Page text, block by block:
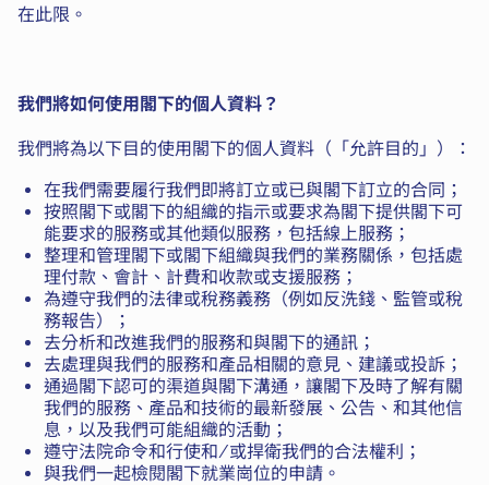
在此限。
我們將如何使用閣下的個人資料？
我們將為以下目的使用閣下的個人資料（「允許目的」）：
在我們需要履行我們即將訂立或已與閣下訂立的合同；
按照閣下或閣下的組織的指示或要求為閣下提供閣下可
能要求的服務或其他類似服務，包括線上服務；
整理和管理閣下或閣下組織與我們的業務關係，包括處
理付款、會計、計費和收款或支援服務；
為遵守我們的法律或稅務義務（例如反洗錢、監管或稅
務報告）；
去分析和改進我們的服務和與閣下的通訊；
去處理與我們的服務和產品相關的意見、建議或投訴；
通過閣下認可的渠道與閣下溝通，讓閣下及時了解有關
我們的服務、產品和技術的最新發展、公告、和其他信
息，以及我們可能組織的活動；
遵守法院命令和行使和/或捍衛我們的合法權利；
與我們一起檢閱閣下就業崗位的申請。